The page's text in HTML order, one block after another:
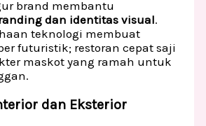
brand membantu
dan identitas visual.
teknologi membuat
futuristik; restoran cepat saji
maskot yang ramah untuk
dan Eksterior